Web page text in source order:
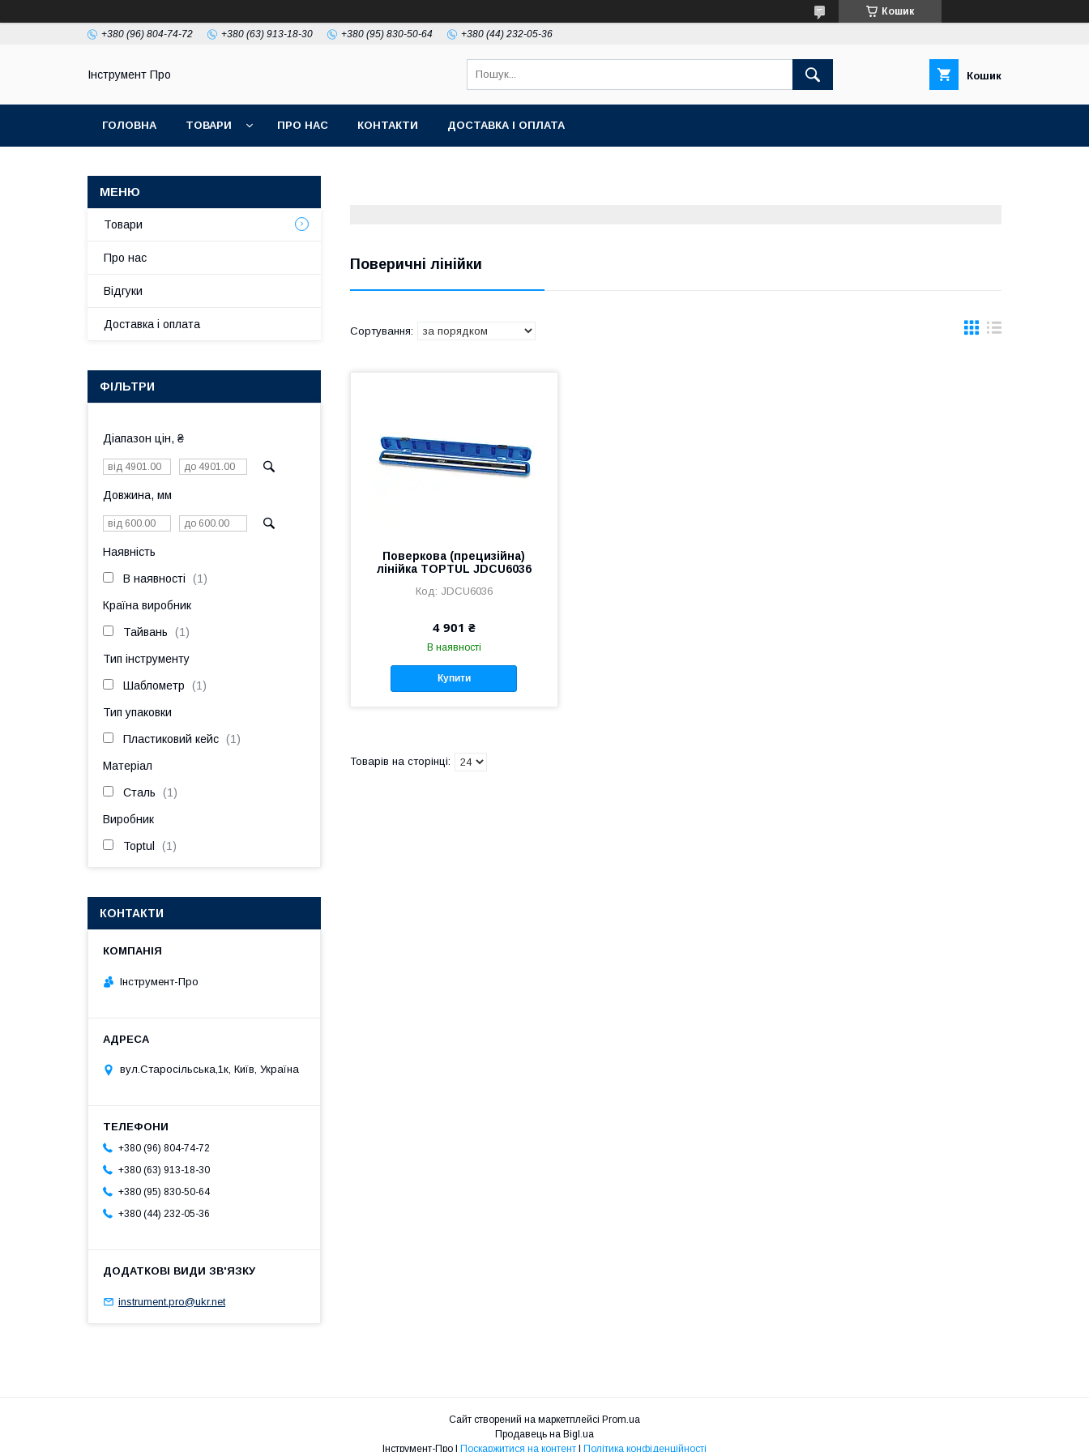
Кошик
+380 (96) 804-74-72 +380 (63) 913-18-30 +380 (95) 830-50-64 +380 (44) 232-05-36
Інструмент Про Кошик
ГОЛОВНА ТОВАРИ ПРО НАС КОНТАКТИ ДОСТАВКА І ОПЛАТА
Пoвepичні лінійки
Поверкова (прецизійна)
лінійка TOPTUL JDCU6036
JDCU6036
4 901 ₴
В наявності
Купити
Товари
Про нас
Відгуки
Доставка і оплата
ФІЛЬТРИ
Діапазон цін, ₴
Довжина, мм
Наявність
В наявності 1
Країна виробник
Тайвань 1
Тип інструменту
Шаблометр 1
Тип упаковки
Пластиковий кейс 1
Матеріал
Сталь 1
Виробник
Toptul 1
КОНТАКТИ
Інструмент-Про
вул.Старосільська,1к, Київ, Україна
+380 (96) 804-74-72
+380 (63) 913-18-30
+380 (95) 830-50-64
+380 (44) 232-05-36
instrument.pro@ukr.net
Сайт створений на маркетплейсі Prom.ua
Продавець на Bigl.ua
Інструмент-Про | Поскаржитися на контент | Політика конфіденційності